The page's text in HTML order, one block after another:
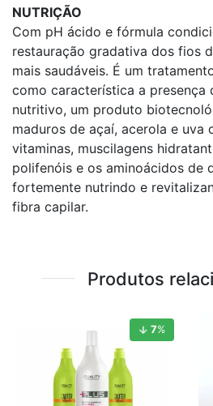
NUTRIÇÃO
Com pH ácido e fórmula
restauração gradativa dos fios
mais saudáveis. É um
como característica a presença
nutritivo, um produto
maduros de açaí, acerola e uva
vitaminas, muscilagens
polifenóis e os aminoácidos de
fortemente nutrindo e
fibra capilar.
Produtos
7%